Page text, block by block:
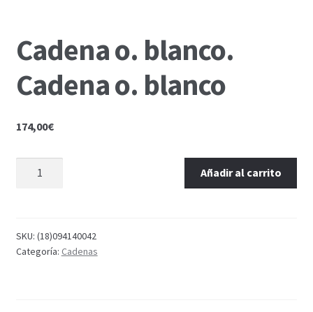
Cadena o. blanco.
Cadena o. blanco
174,00€
Añadir al carrito
SKU: (18)094140042
Categoría: Cadenas